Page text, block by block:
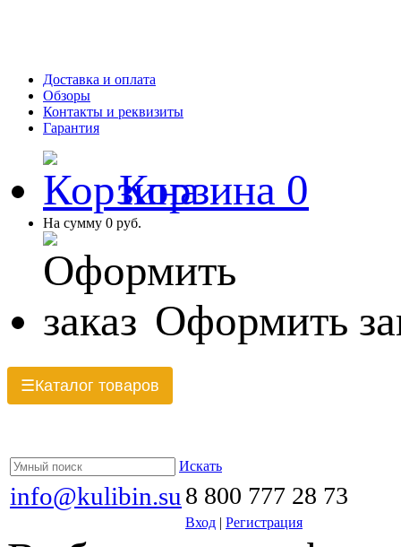
Доставка и оплата
Обзоры
Контакты и реквизиты
Гарантия
Корзина 0
На сумму 0 руб.
Оформить
☰Каталог товаров
Искать
info@kulibin.su 8 800 777 28 73
Вход | Регистрация